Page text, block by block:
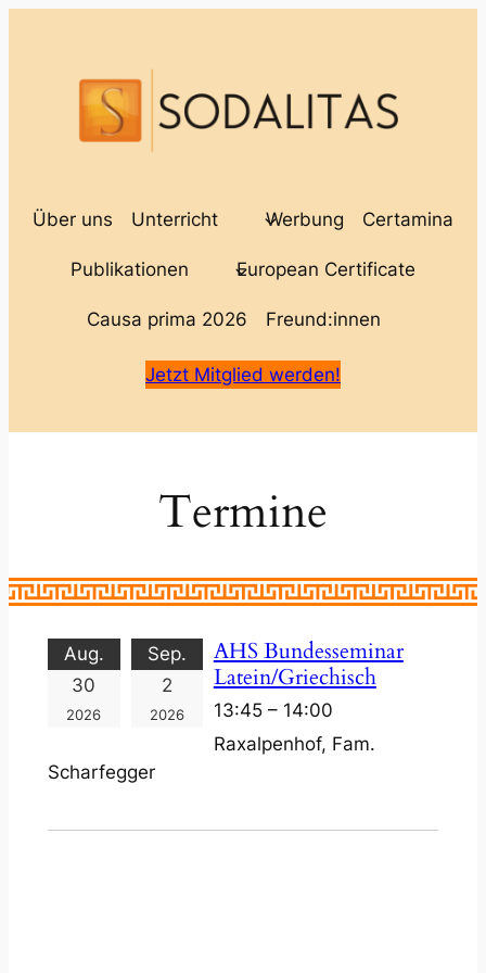
Über uns Unterricht Werbung Certamina
Publikationen European Certificate
Causa prima 2026 Freund:innen
Jetzt Mitglied werden!
Termine
Aug.
30
2026
Sep.
2
2026
AHS Bundesseminar
Latein/Griechisch
13:45 – 14:00
Raxalpenhof, Fam.
Scharfegger